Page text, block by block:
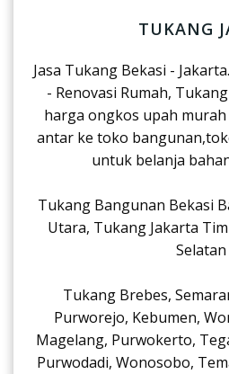
TUKANG
Jasa Tukang Bekasi -
- Renovasi Rumah,
harga ongkos upah
antar ke toko
untuk belanja
Tukang Bangunan Bekasi
Utara, Tukang Jakarta
Selatan
Tukang Brebes,
Purworejo, Kebumen,
Magelang, Purwokerto,
Purwodadi, Wonosobo,